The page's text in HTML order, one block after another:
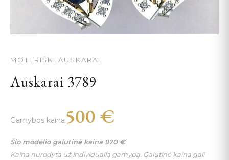
MOTERIŠKI AUSKARAI
Auskarai 3789
Gamybos kaina 500 €
Šio modelio galutinė kaina 970 €
Kaina nurodyta už individualią gamybą. Galutinė kaina gali